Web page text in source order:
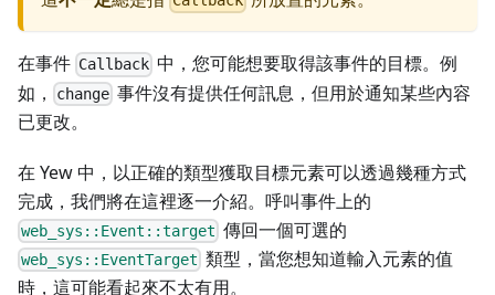
在事件 Callback 中，您可能想要取得該事件的目標。例
如，
change 事件沒有提供任何訊息，但用於通知某些內容
已更改。
在 Yew 中，以正確的類型獲取目標元素可以透過幾種方式
完成，我們將在這裡逐一介紹。呼叫事件上的
web_sys::Event::target 傳回一個可選的
web_sys::EventTarget 類型，當您想知道輸入元素的值
時，這可能看起來不太有用。